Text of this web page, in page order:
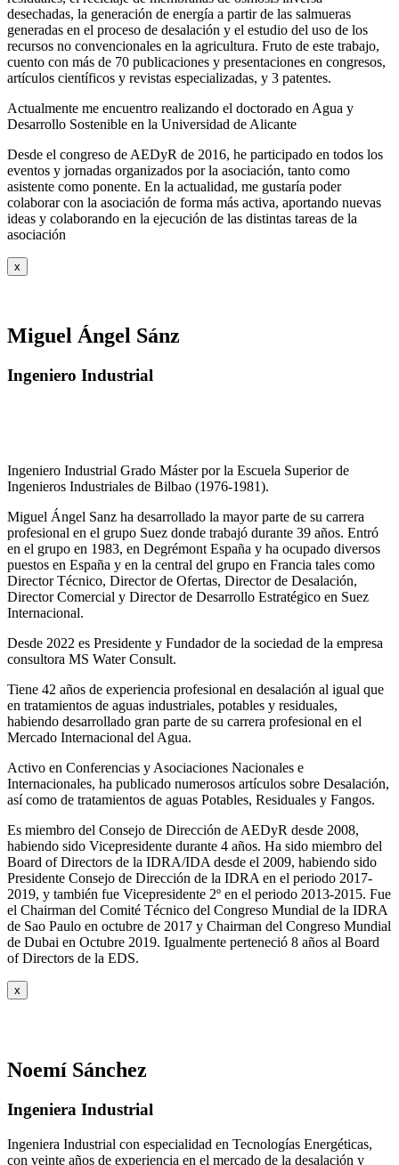
desechadas, la generación de energía a partir de las salmueras
generadas en el proceso de desalación y el estudio del uso de los
recursos no convencionales en la agricultura. Fruto de este trabajo,
cuento con más de 70 publicaciones y presentaciones en congresos,
artículos científicos y revistas especializadas, y 3 patentes.
Actualmente me encuentro realizando el doctorado en Agua y
Desarrollo Sostenible en la Universidad de Alicante
Desde el congreso de AEDyR de 2016, he participado en todos los
eventos y jornadas organizados por la asociación, tanto como
asistente como ponente. En la actualidad, me gustaría poder
colaborar con la asociación de forma más activa, aportando nuevas
ideas y colaborando en la ejecución de las distintas tareas de la
asociación
x
Miguel Ángel Sánz
Ingeniero Industrial
Ingeniero Industrial Grado Máster por la Escuela Superior de
Ingenieros Industriales de Bilbao (1976-1981).
Miguel Ángel Sanz ha desarrollado la mayor parte de su carrera
profesional en el grupo Suez donde trabajó durante 39 años. Entró
en el grupo en 1983, en Degrémont España y ha ocupado diversos
puestos en España y en la central del grupo en Francia tales como
Director Técnico, Director de Ofertas, Director de Desalación,
Director Comercial y Director de Desarrollo Estratégico en Suez
Internacional.
Desde 2022 es Presidente y Fundador de la sociedad de la empresa
consultora MS Water Consult.
Tiene 42 años de experiencia profesional en desalación al igual que
en tratamientos de aguas industriales, potables y residuales,
habiendo desarrollado gran parte de su carrera profesional en el
Mercado Internacional del Agua.
Activo en Conferencias y Asociaciones Nacionales e
Internacionales, ha publicado numerosos artículos sobre Desalación,
así como de tratamientos de aguas Potables, Residuales y Fangos.
Es miembro del Consejo de Dirección de AEDyR desde 2008,
habiendo sido Vicepresidente durante 4 años. Ha sido miembro del
Board of Directors de la IDRA/IDA desde el 2009, habiendo sido
Presidente Consejo de Dirección de la IDRA en el periodo 2017-
2019, y también fue Vicepresidente 2º en el periodo 2013-2015. Fue
el Chairman del Comité Técnico del Congreso Mundial de la IDRA
de Sao Paulo en octubre de 2017 y Chairman del Congreso Mundial
de Dubai en Octubre 2019. Igualmente perteneció 8 años al Board
of Directors de la EDS.
x
Noemí Sánchez
Ingeniera Industrial
Ingeniera Industrial con especialidad en Tecnologías Energéticas,
con veinte años de experiencia en el mercado de la desalación y